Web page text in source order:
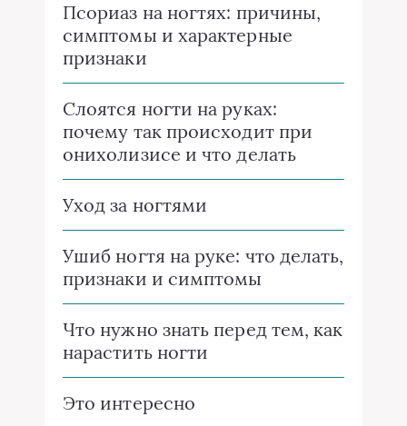
Псориаз на ногтях: причины,
симптомы и характерные
признаки
Слоятся ногти на руках:
почему так происходит при
онихолизисе и что делать
Уход за ногтями
Ушиб ногтя на руке: что делать,
признаки и симптомы
Что нужно знать перед тем, как
нарастить ногти
Это интересно